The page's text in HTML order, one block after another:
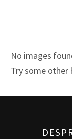
No images
Try some other